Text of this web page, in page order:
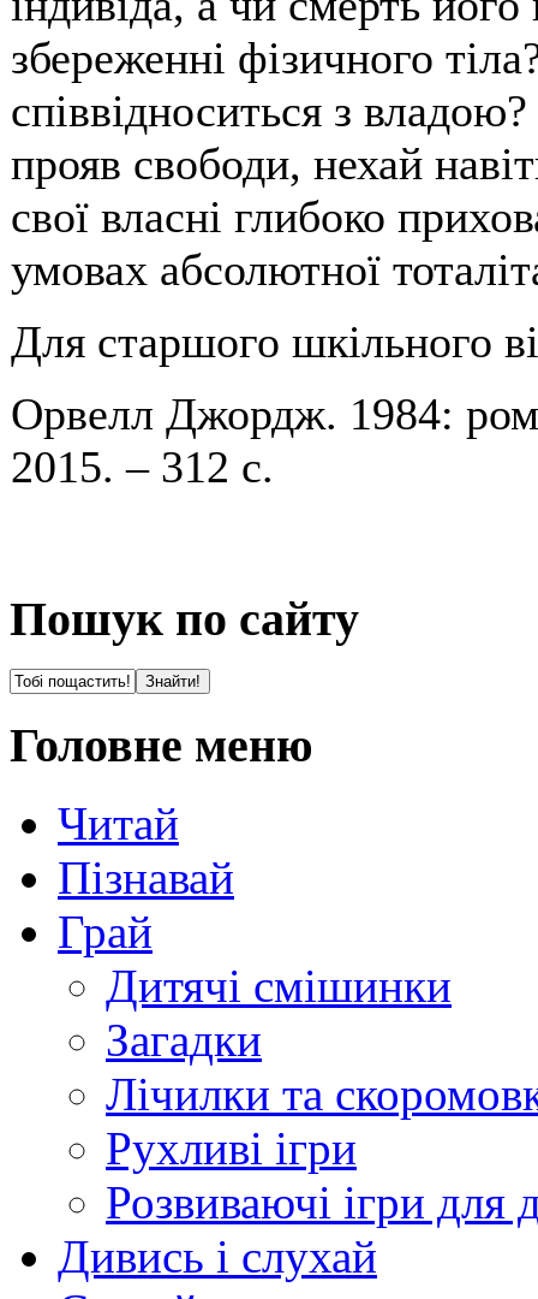
збереженні фізичного
співвідноситься з
прояв свободи, нехай
свої власні глибоко
умовах абсолютної
Для старшого шкільного
Орвелл Джордж. 1984:
2015. – 312 с.
Пошук по сайту
Головне меню
Читай
Пізнавай
Грай
Дитячі смішинки
Загадки
Лічилки та
Рухливі ігри
Розвиваючі ігри для
Дивись і слухай